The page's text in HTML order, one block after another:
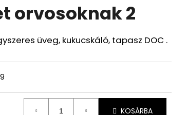
orvosoknak 2
üveg, kukucskáló, tapasz DOC .
KOSÁRBA